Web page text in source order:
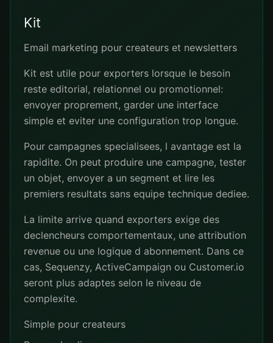
Kit
Email marketing pour createurs et newsletters
Kit est utile pour exporters lorsque le besoin
reste editorial, relationnel ou promotionnel:
envoyer proprement, garder une interface
simple et eviter une configuration trop longue.
Pour campagnes specialisees, l avantage est la
rapidite. On peut produire une campagne, tester
un objet, envoyer a un segment et lire les
premiers resultats sans equipe technique dediee.
La limite arrive quand exporters exige des
declencheurs comportementaux, une attribution
revenue ou une logique d abonnement. Dans ce
cas, Sequenzy, ActiveCampaign ou Customer.io
seront plus adaptes selon le niveau de
complexite.
Simple pour createurs